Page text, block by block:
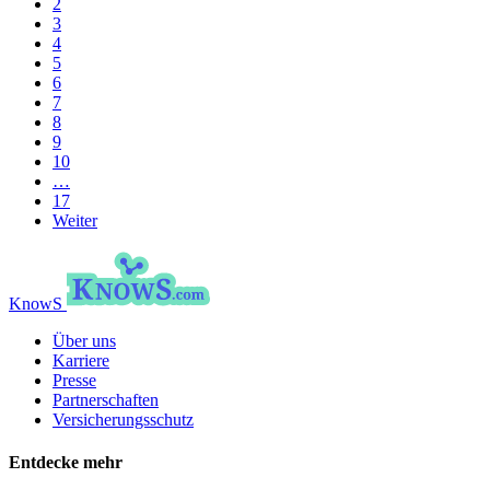
3
4
5
6
7
8
9
10
…
17
Weiter
KnowS
Über uns
Karriere
Presse
Partnerschaften
Versicherungsschutz
Entdecke mehr